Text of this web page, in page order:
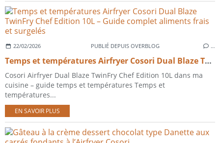
22/02/2026 PUBLIÉ DEPUIS OVERBLOG …
Temps et températures Airfryer Cosori Dual Blaze TwinFry Chef Edition 10L – Guide complet aliments frais et surgelés
Cosori Airfryer Dual Blaze TwinFry Chef Edition 10L dans ma
cuisine – guide temps et températures Temps et
températures...
EN SAVOIR PLUS